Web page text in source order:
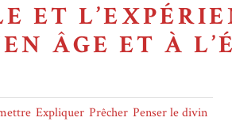
ET
ÂGE ET À
Expliquer Prêcher Penser le divin